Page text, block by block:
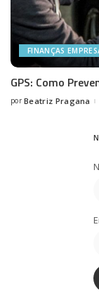
FINANÇAS
GPS: Como
Posted
por Beatriz Pragana